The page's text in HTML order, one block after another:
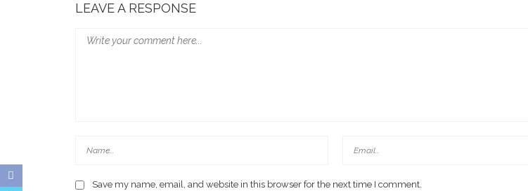
LEAVE A RESPONSE
Save my name, email, and website in this browser for the next time I comment.